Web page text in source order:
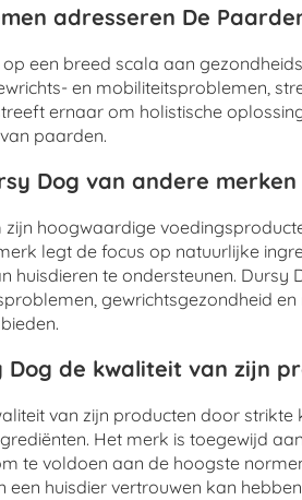
adresseren De
een breed scala aan
en mobiliteitsproblemen,
ernaar om holistische
paarden.
Dog van andere
hoogwaardige
legt de focus op natuurlijke
huisdieren te ondersteunen.
gewrichtsgezondheid
de kwaliteit van zijn
van zijn producten door
Het merk is toegewijd
te voldoen aan de hoogste
huisdier vertrouwen kan